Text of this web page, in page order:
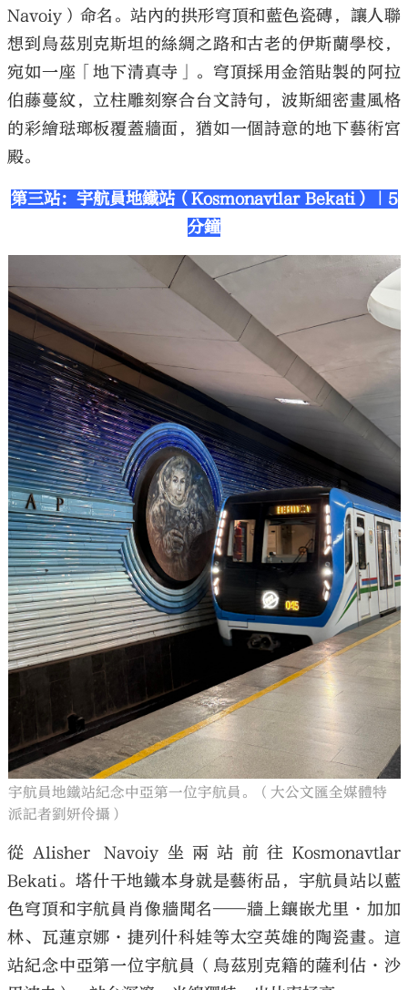
Navoiy）命名。站內的拱形穹頂和藍色瓷磚，讓人聯
想到烏茲別克斯坦的絲綢之路和古老的伊斯蘭學校，
宛如一座「地下清真寺」。穹頂採用金箔貼製的阿拉
伯藤蔓紋，立柱雕刻察合台文詩句，波斯細密畫風格
的彩繪琺瑯板覆蓋牆面，猶如一個詩意的地下藝術宮
殿。
第三站：宇航員地鐵站（Kosmonavtlar Bekati）｜5
分鐘
宇航員地鐵站紀念中亞第一位宇航員。（大公文匯全媒體特
派記者劉妍伶攝）
從Alisher Navoiy坐兩站前往Kosmonavtlar
Bekati。塔什干地鐵本身就是藝術品，宇航員站以藍
色穹頂和宇航員肖像牆聞名——牆上鑲嵌尤里·加加
林、瓦蓮京娜·捷列什科娃等太空英雄的陶瓷畫。這
站紀念中亞第一位宇航員（烏茲別克籍的薩利佔·沙